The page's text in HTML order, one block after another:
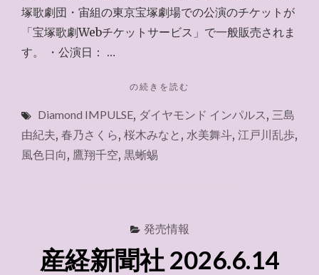
塚歌劇団・宙組の東京宝塚劇場での公演のチケットが
「宝塚歌劇Webチケットサービス」で一般販売されま
す。 ・公演日： …
"宝
歌
劇
チ
ー
ビ
ス
の続きを読む
Diamond IMPULSE, ダイヤモンド インパルス , 三島
由紀夫, 春乃さくら, 桜木みなと , 水美舞斗, 江戸川乱歩,
風色日向, 鷹翔千空, 黒蜥蜴
発売情報
産経新聞社 2026.6.14